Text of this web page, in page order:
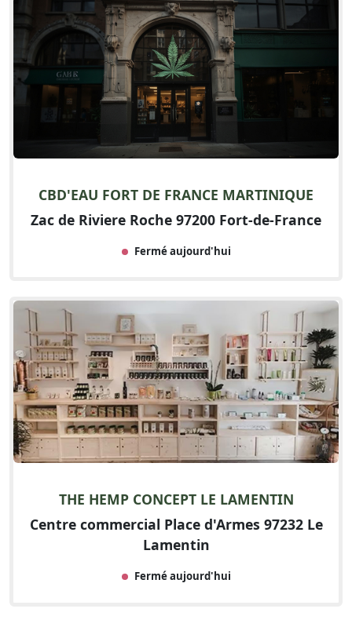
CBD'EAU FORT DE FRANCE MARTINIQUE
Zac de Riviere Roche 97200 Fort-de-France
Fermé aujourd'hui
THE HEMP CONCEPT LE LAMENTIN
Centre commercial Place d'Armes 97232 Le
Lamentin
Fermé aujourd'hui